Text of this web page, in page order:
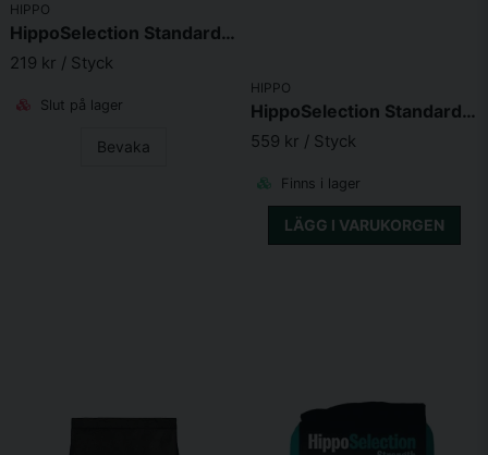
HIPPO
HippoSelection Standard Pellets 5kg
219 kr / Styck
Slut på lager
Bevaka
HIPPO
HippoSelection Standard Pellets 15kg
559 kr / Styck
Finns i lager
LÄGG I VARUKORGEN